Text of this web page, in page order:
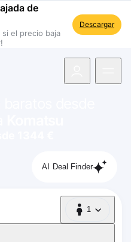
de
el precio baja
Descargar
AI Deal Finder
1
1 Pasajero